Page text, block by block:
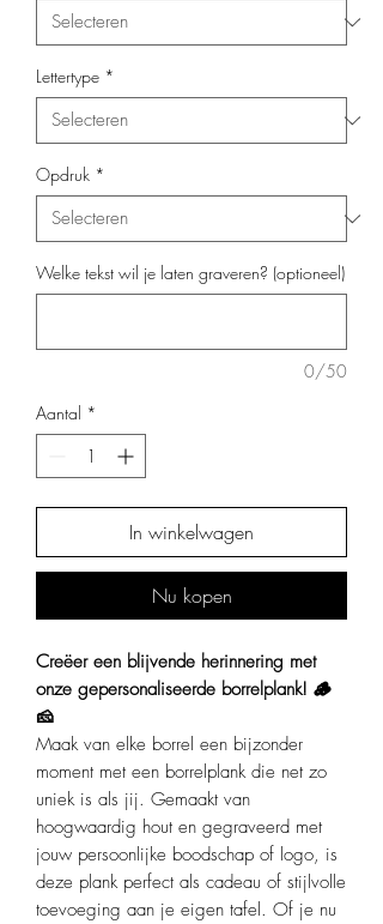
Lettertype *
Opdruk *
Welke tekst wil je laten graveren? (optioneel)
0/50
Aantal *
In winkelwagen
Nu kopen
Creëer een blijvende herinnering met
onze gepersonaliseerde borrelplank! 🪵
🧀
Maak van elke borrel een bijzonder
moment met een borrelplank die net zo
uniek is als jij. Gemaakt van
hoogwaardig hout en gegraveerd met
jouw persoonlijke boodschap of logo, is
deze plank perfect als cadeau of stijlvolle
toevoeging aan je eigen tafel. Of je nu